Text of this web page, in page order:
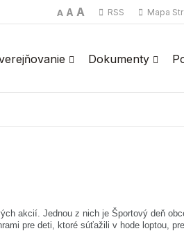
A A A RSS Mapa
Dokumenty
akcií. Jednou z nich je Športový deň
pre deti, ktoré súťažili v hode loptou,